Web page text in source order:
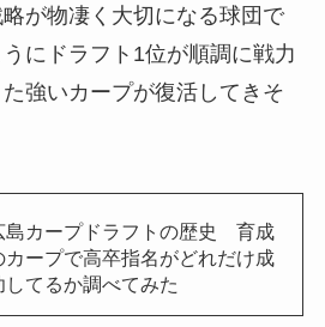
が物凄く大切になる球団で
にドラフト1位が順調に戦力
強いカープが復活してきそ
島カープドラフトの歴史 育成
カープで高卒指名がどれだけ成
してるか調べてみた